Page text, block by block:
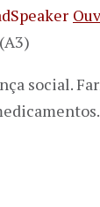
social.